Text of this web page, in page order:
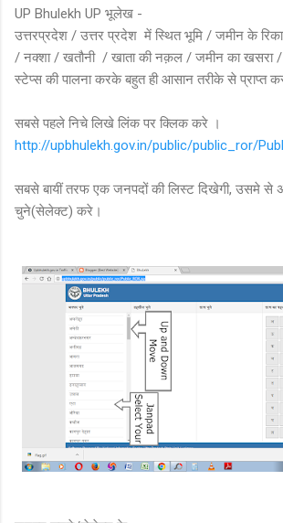
UP Bhulekh UP भूलेख -
उत्तरप्रदेश / उत्तर प्रदेश में स्थित भूमि / जमीन के
/ नक्शा / खतौनी / खाता की नक़ल / जमीन का
स्टेप्स की पालना करके बहुत ही आसान तरीके से प्राप्त
सबसे पहले निचे लिखे लिंक पर क्लिक करे ।
http://upbhulekh.gov.in/public/public_ror/
सबसे बायीं तरफ एक जनपदों की लिस्ट दिखेगी, उसमे से
चुने(सेलेक्ट) करे।